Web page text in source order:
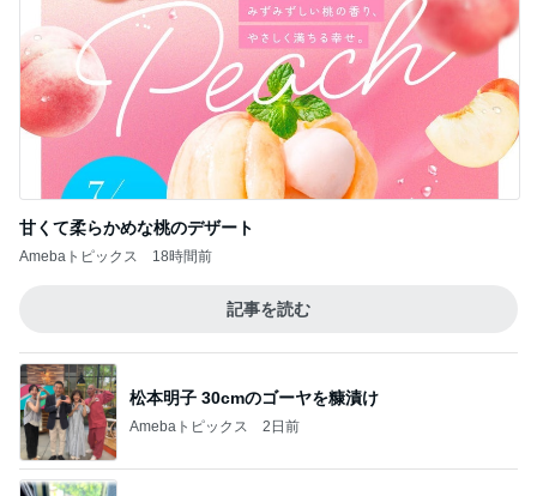
甘くて柔らかめな桃のデザート
Amebaトピックス 18時間前
記事を読む
松本明子 30cmのゴーヤを糠漬け
Amebaトピックス 2日前